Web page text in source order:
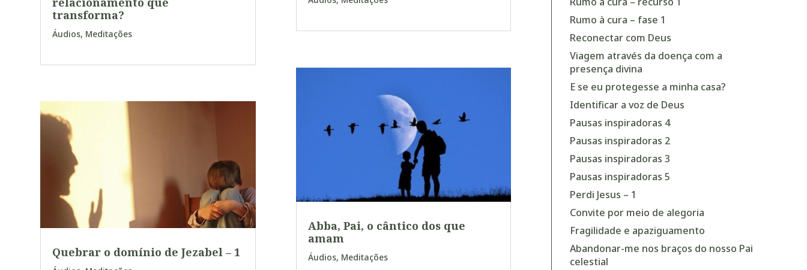
transforma?
Áudios, Meditações
Quebrar o domínio de Jezabel – 1
Abba, Pai, o cântico dos que
amam
Áudios, Meditações
Rumo à cura – fase 1
Reconectar com Deus
Viagem através da doença com a
presença divina
E se eu protegesse a minha casa?
Identificar a voz de Deus
Pausas inspiradoras 4
Pausas inspiradoras 2
Pausas inspiradoras 3
Pausas inspiradoras 5
Perdi Jesus – 1
Convite por meio de alegoria
Fragilidade e apaziguamento
Abandonar-me nos braços do nosso Pai
celestial